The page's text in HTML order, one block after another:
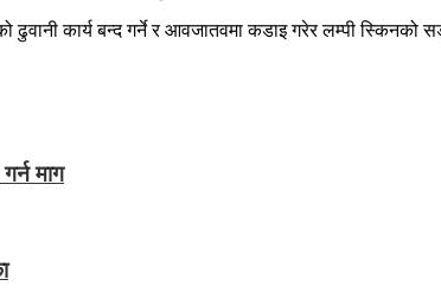
कार्य बन्द गर्ने र आवजातवमा कडाइ गरेर लम्पी
माग